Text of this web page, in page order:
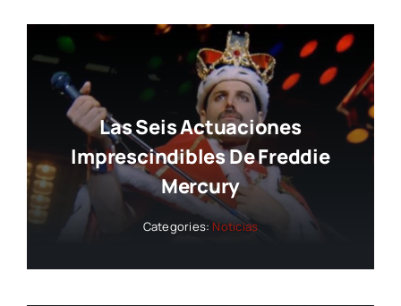
Las Seis Actuaciones
Imprescindibles De Freddie
Mercury
Categories: Noticias